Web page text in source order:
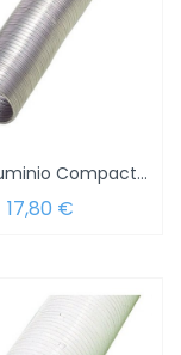
Tubo Aluminio Compacto Gris Ø 125 mm. / 5...
17,80 €